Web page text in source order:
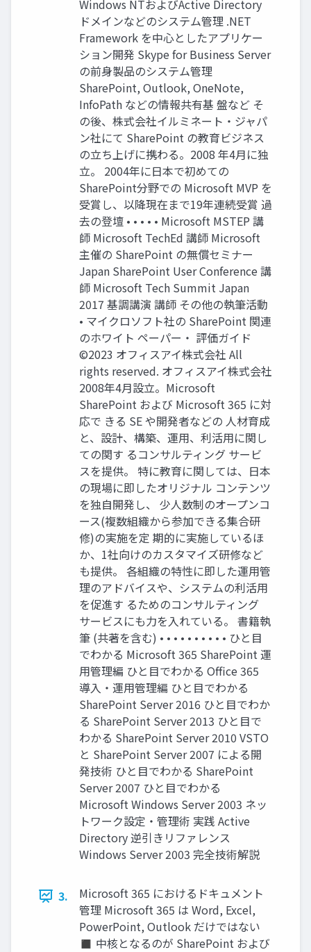
Windows NTおよびActive Directory
ドメインなどのシステム管理 .NET
Framework を中心としたアプリケー
ション開発 Skype for Business Server
の前身製品のシステム管理
SharePoint, Outlook, OneNote,
InfoPath などの情報共有基 盤など そ
の後、株式会社イルミネート・ジャパ
ン社にて SharePoint の教育ビジネス
の立ち上げに携わる。2008 年4月に独
立。 2004年に日本で初めての
SharePoint分野での Microsoft MVP を
受賞し、以降現在まで19年連続受賞 過
去の登壇 • • • • • Microsoft MSTEP 講
師 Microsoft TechEd 講師 Microsoft
主催の SharePoint の無償セミナー
Japan SharePoint User Conference 講
師 Microsoft Tech Summit Japan
2017 基調講演 講師 その他の執筆活動
• マイクロソフト社の SharePoint 関連
のホワイト ペーパー・ 評価ガイド
©2023 オフィスアイ株式会社 All
rights reserved. オフィスアイ株式会社
2008年4月設立。Microsoft
SharePoint および Microsoft 365 に対
応で きる SE や開発者などの 人材育成
と、設計、構築、運用、利活用に関し
ての関す るコンサルティング サービ
スを提供。 特に教育に関しては、日本
の現場に即したオリジナル コンテンツ
を独自開発し、 少人数制のオープンコ
ース(複数組織から参加できる集合研
修)の実施を定 期的に実施しているほ
か、1社向けのカスタマイズ研修など
も提供。 各組織の特性に即した運用管
理のアドバイスや、システムの利活用
を促進す るためのコンサルティング
サービスにも力を入れている。 書籍執
筆 (共著を含む) • • • • • • • • • • ひと目
でわかる Microsoft 365 SharePoint 運
用管理編 ひと目でわかる Office 365
導入・運用管理編 ひと目でわかる
SharePoint Server 2016 ひと目でわか
る SharePoint Server 2013 ひと目で
わかる SharePoint Server 2010 VSTO
と SharePoint Server 2007 による開
発技術 ひと目でわかる SharePoint
Server 2007 ひと目でわかる
Microsoft Windows Server 2003 ネッ
トワーク設定・管理術 実践 Active
Directory 逆引きリファレンス
Windows Server 2003 完全技術解説
3.
Microsoft 365 におけるドキュメント
管理 Microsoft 365 は Word, Excel,
PowerPoint, Outlook だけではない
◼ 中核となるのが SharePoint および